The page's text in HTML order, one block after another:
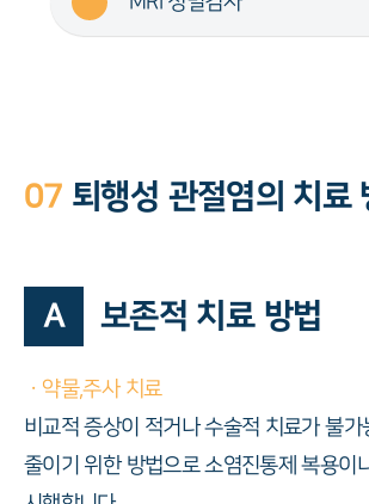
07 퇴행성 관절염의 치료
A 보존적 치료 방법
ㆍ약물,주사 치료
비교적 증상이 적거나 수술적 치료가 불가
줄이기 위한 방법으로 소염진통제 복용이